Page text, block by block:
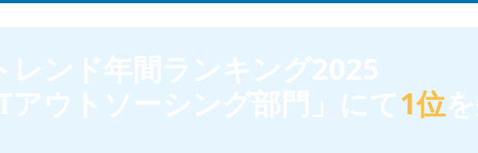
レンド年間ランキング2025
アウトソーシング部門」にて1位